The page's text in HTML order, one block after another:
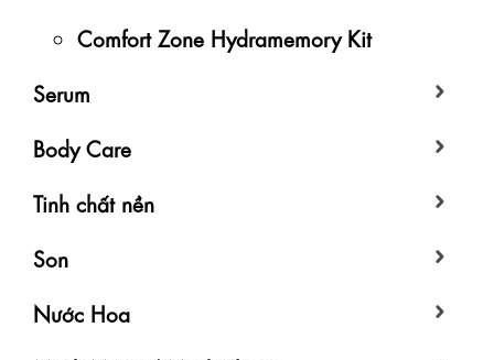
Comfort Zone Hydramemory Kit
Serum
Body Care
Tinh chất nền
Son
Nước Hoa